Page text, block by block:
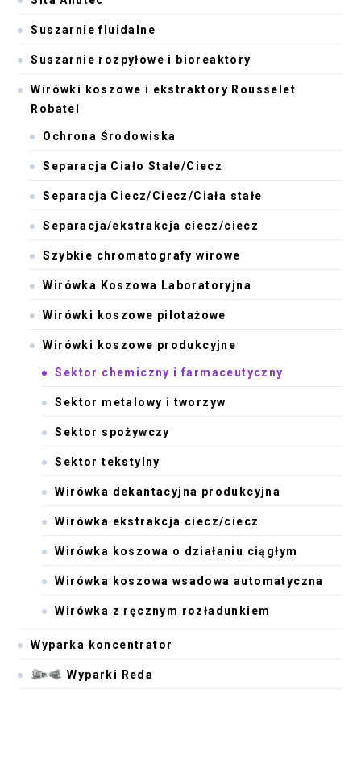
Suszarnie fluidalne
Suszarnie rozpyłowe i bioreaktory
Wirówki koszowe i ekstraktory Rousselet
Robatel
Ochrona Środowiska
Separacja Ciało Stałe/Ciecz
Separacja Ciecz/Ciecz/Ciała stałe
Separacja/ekstrakcja ciecz/ciecz
Szybkie chromatografy wirowe
Wirówka Koszowa Laboratoryjna
Wirówki koszowe pilotażowe
Wirówki koszowe produkcyjne
Sektor chemiczny i farmaceutyczny
Sektor metalowy i tworzyw
Sektor spożywczy
Sektor tekstylny
Wirówka dekantacyjna produkcyjna
Wirówka ekstrakcja ciecz/ciecz
Wirówka koszowa o działaniu ciągłym
Wirówka koszowa wsadowa automatyczna
Wirówka z ręcznym rozładunkiem
Wyparka koncentrator
Wyparki Reda